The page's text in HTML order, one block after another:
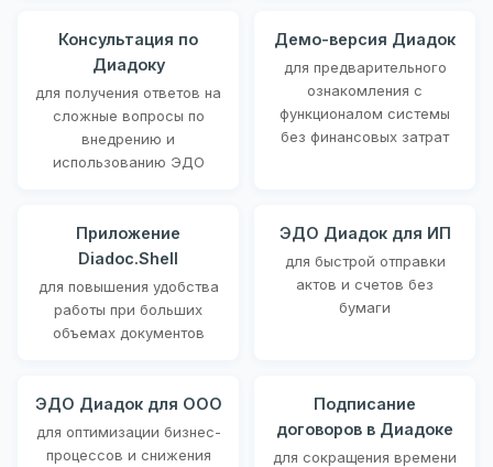
Консультация по
Диадоку
для получения ответов на
сложные вопросы по
внедрению и
использованию ЭДО
Демо-версия Диадок
для предварительного
ознакомления с
функционалом системы
без финансовых затрат
Приложение
Diadoc.Shell
для повышения удобства
работы при больших
объемах документов
ЭДО Диадок для ИП
для быстрой отправки
актов и счетов без
бумаги
ЭДО Диадок для ООО
для оптимизации бизнес-
процессов и снижения
Подписание
договоров в Диадоке
для сокращения времени